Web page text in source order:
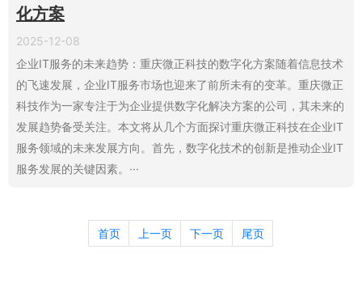
化方案
2025-12-08
企业IT服务的未来趋势：重庆微正科技的数字化方案随着信息技术
的飞速发展，企业IT服务市场也迎来了前所未有的变革。重庆微正
科技作为一家专注于为企业提供数字化解决方案的公司，其未来的
发展趋势备受关注。本文将从几个方面探讨重庆微正科技在企业IT
服务领域的未来发展方向。首先，数字化技术的创新是推动企业IT
服务发展的关键因素。···
首页 上一页 下一页 尾页